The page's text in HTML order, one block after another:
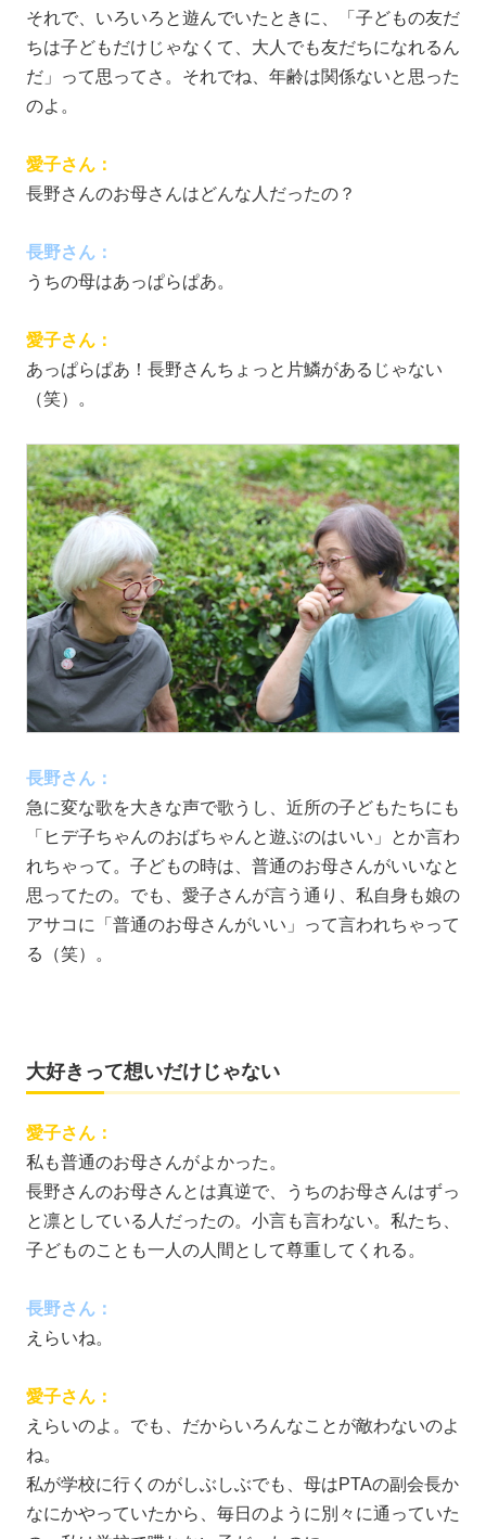
それで、いろいろと遊んでいたときに、「子どもの友だ
ちは子どもだけじゃなくて、大人でも友だちになれるん
だ」って思ってさ。それでね、年齢は関係ないと思った
のよ。
愛子さん：
長野さんのお母さんはどんな人だったの？
長野さん：
うちの母はあっぱらぱあ。
愛子さん：
あっぱらぱあ！長野さんちょっと片鱗があるじゃない
（笑）。
長野さん：
急に変な歌を大きな声で歌うし、近所の子どもたちにも
「ヒデ子ちゃんのおばちゃんと遊ぶのはいい」とか言わ
れちゃって。子どもの時は、普通のお母さんがいいなと
思ってたの。でも、愛子さんが言う通り、私自身も娘の
アサコに「普通のお母さんがいい」って言われちゃって
る（笑）。
大好きって想いだけじゃない
愛子さん：
私も普通のお母さんがよかった。
長野さんのお母さんとは真逆で、うちのお母さんはずっ
と凛としている人だったの。小言も言わない。私たち、
子どものことも一人の人間として尊重してくれる。
長野さん：
えらいね。
愛子さん：
えらいのよ。でも、だからいろんなことが敵わないのよ
ね。
私が学校に行くのがしぶしぶでも、母はPTAの副会長か
なにかやっていたから、毎日のように別々に通っていた